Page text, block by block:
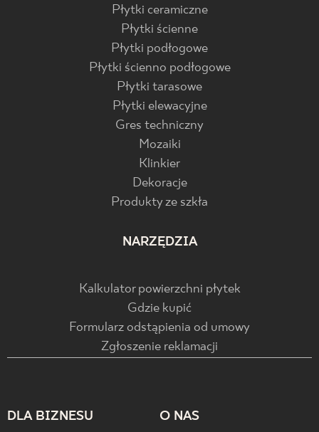
Płytki ceramiczne
Płytki ścienne
Płytki podłogowe
Płytki ścienno podłogowe
Płytki tarasowe
Płytki elewacyjne
Gres techniczny
Mozaiki
Klinkier
Dekoracje
Produkty ze szkła
NARZĘDZIA
Kalkulator powierzchni płytek
Gdzie kupić
Formularz odstąpienia od umowy
Zgłoszenie reklamacji
DLA BIZNESU O NAS